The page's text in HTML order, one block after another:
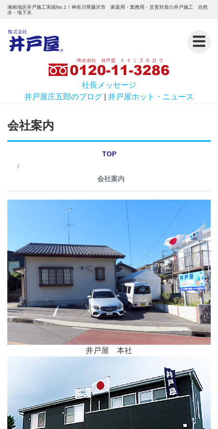
湘南地区井戸施工実績No.1！神奈川県藤沢市 家庭用・業務用・災害対策の井戸施工 自然
水・地下水
☰
社長メッセージ
井戸屋庄五郎のブログ
井戸屋ホット・ニュース
会社案内
TOP
会社案内
井戸屋 本社